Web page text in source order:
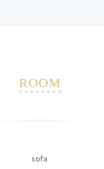
ROOM
sofa